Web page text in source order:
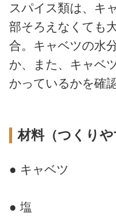
スパイス類は、キ
部そろえなくても
合。キャベツの水
か、また、キャベ
かっているかを確
材料（つくりや
● キャベツ
● 塩